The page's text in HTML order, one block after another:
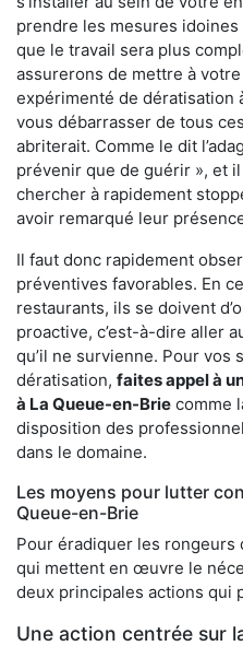
prendre les mesures
que le travail sera plus
assurerons de mettre à
expérimenté de dératisation
vous débarrasser de tous
abriterait. Comme le dit
prévenir que de guérir », et
chercher à rapidement
avoir remarqué leur
Il faut donc rapidement
préventives favorables. En
restaurants, ils se doivent
proactive, c’est-à-dire aller
qu’il ne survienne. Pour vos
dératisation, faites appel à
à La Queue-en-Brie comme
disposition des
dans le domaine.
Les moyens pour lutter
Queue-en-Brie
Pour éradiquer les
qui mettent en œuvre le
deux principales actions qui
Une action centrée sur